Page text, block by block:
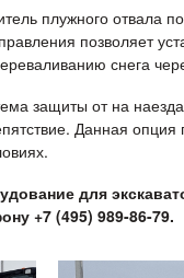
плужного отвала
позволяет
снега
защиты от на
Данная
для
+7 (495) 989-86-79.